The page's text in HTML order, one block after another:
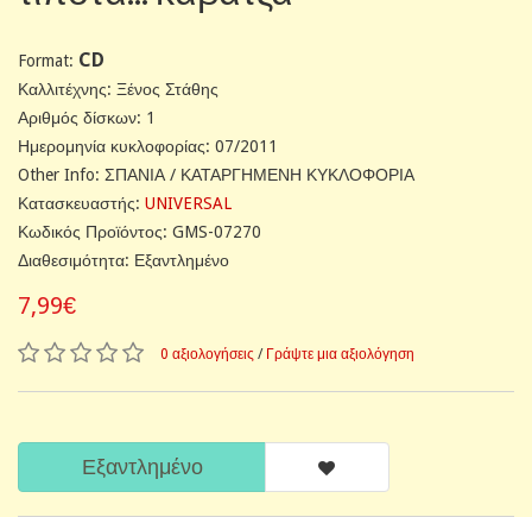
Format: CD
Καλλιτέχνης: Ξένος Στάθης
Αριθμός δίσκων: 1
Ημερομηνία κυκλοφορίας: 07/2011
Other Info: ΣΠΑΝΙΑ / ΚΑΤΑΡΓΗΜΕΝΗ ΚΥΚΛΟΦΟΡΙΑ
Κατασκευαστής: UNIVERSAL
Κωδικός Προϊόντος: GMS-07270
Διαθεσιμότητα: Εξαντλημένο
7,99€
0 αξιολογήσεις / Γράψτε μια αξιολόγηση
Εξαντλημένο